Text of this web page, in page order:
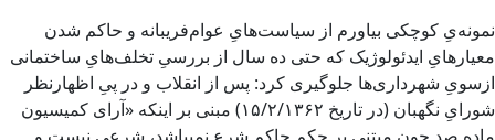
نمونه‌یِ کوچکی بیاورم از سیاست‌هایِ عوام‌فریبانه‌ و حاکم شدن
معیارهایِ ایدئولوژیک که حتی ده سال از بررسیِ تخلف‌هایِ ساختمانی
ازسویِ شهرداری‌ها جلوگیری کرد: پس از انقلاب و در پیِ اظهارنظر
شورایِ نگهبان (در تاریخ ۱۵/۲/۱۳۶۲) مبنی بر اینکه «آرای کمیسیون